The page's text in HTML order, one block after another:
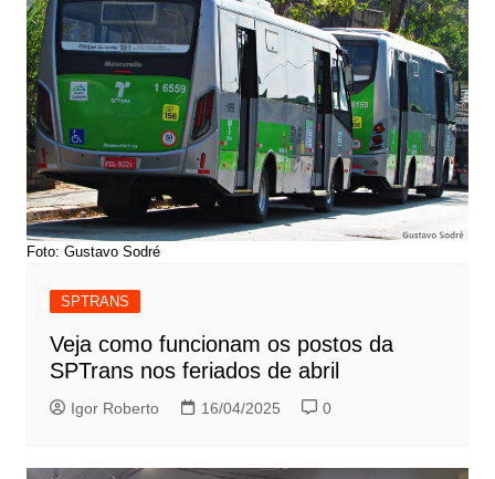
Foto: Gustavo Sodré
SPTRANS
Veja como funcionam os postos da
SPTrans nos feriados de abril
Igor Roberto 16/04/2025 0